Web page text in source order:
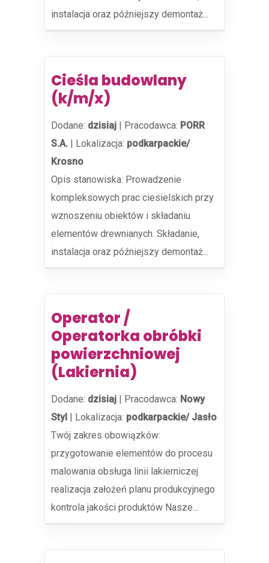
instalacja oraz późniejszy demontaż...
Cieśla budowlany
(k/m/x)
Dodane: dzisiaj | Pracodawca: PORR
S.A. | Lokalizacja: podkarpackie/
Krosno
Opis stanowiska: Prowadzenie
kompleksowych prac ciesielskich przy
wznoszeniu obiektów i składaniu
elementów drewnianych. Składanie,
instalacja oraz późniejszy demontaż...
Operator /
Operatorka obróbki
powierzchniowej
(Lakiernia)
Dodane: dzisiaj | Pracodawca: Nowy
Styl | Lokalizacja: podkarpackie/ Jasło
Twój zakres obowiązków:
przygotowanie elementów do procesu
malowania obsługa linii lakierniczej
realizacja założeń planu produkcyjnego
kontrola jakości produktów Nasze...